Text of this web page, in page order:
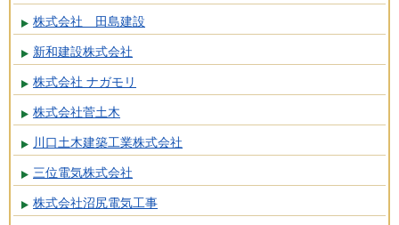
株式会社 田島建設
新和建設株式会社
株式会社 ナガモリ
株式会社菅土木
川口土木建築工業株式会社
三位電気株式会社
株式会社沼尻電気工事